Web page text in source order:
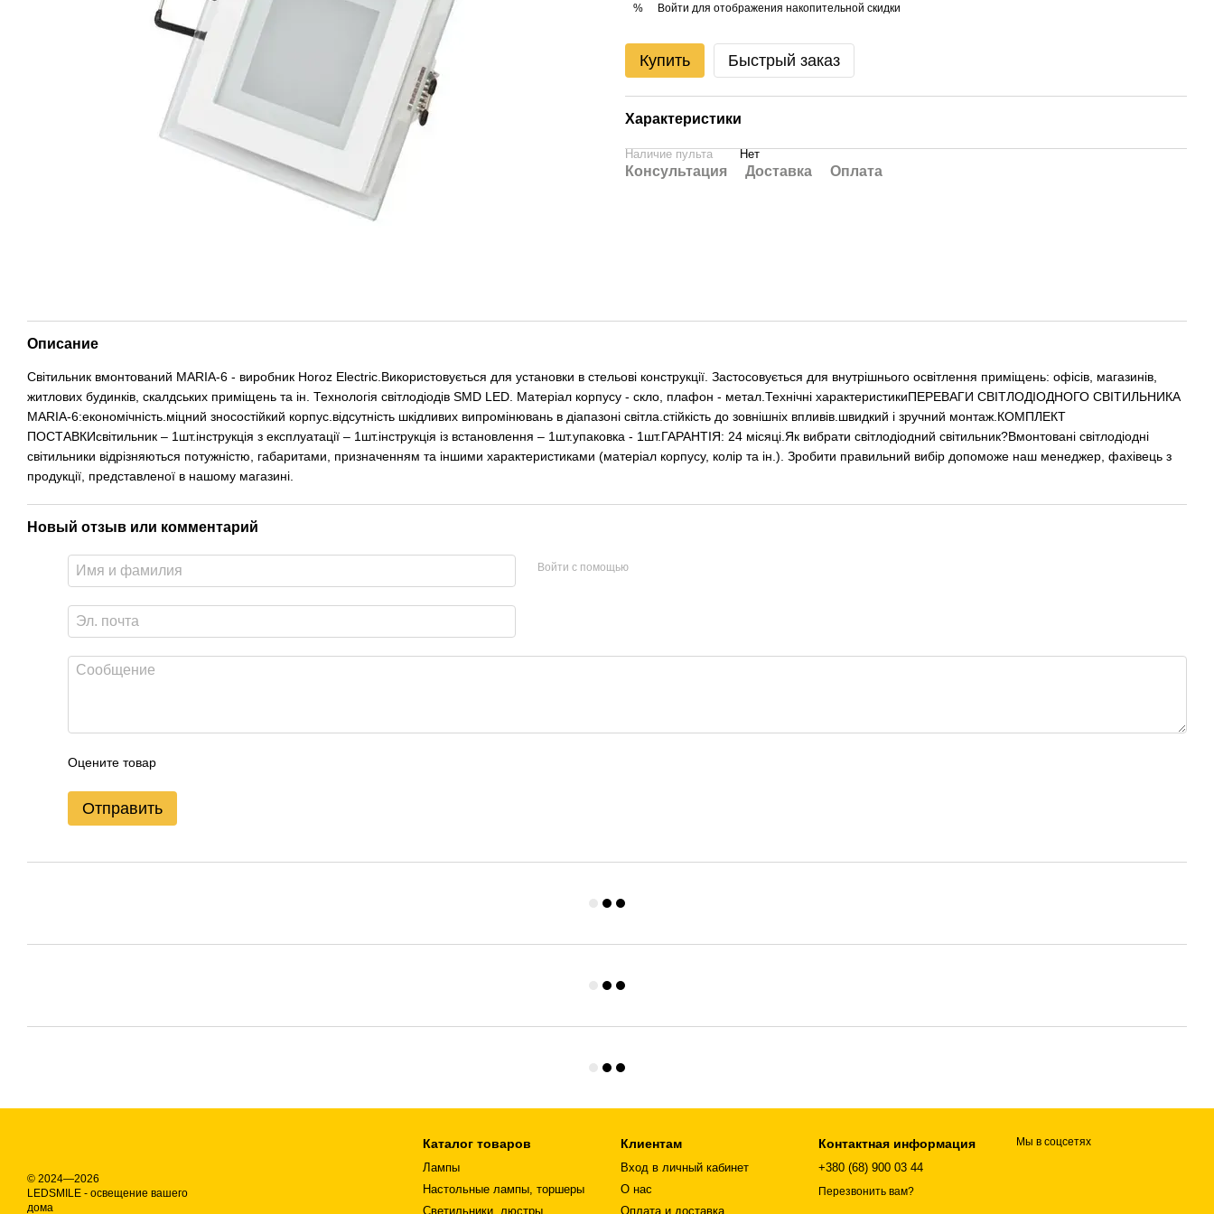
% Войти для отображения накопительной скидки
Купить Быстрый заказ
Характеристики
Наличие пульта Нет
Консультация Доставка Оплата
Описание
Світильник вмонтований MARIA-6 - виробник Horoz Electric.Використовується для установки в стельові конструкції. Застосовується для внутрішнього освітлення приміщень: офісів, магазинів,
житлових будинків, скалдських приміщень та ін. Технологія світлодіодів SMD LED. Матеріал корпусу - скло, плафон - метал.Технічні характеристикиПЕРЕВАГИ СВІТЛОДІОДНОГО СВІТИЛЬНИКА
MARIA-6:економічність.міцний зносостійкий корпус.відсутність шкідливих випромінювань в діапазоні світла.стійкість до зовнішніх впливів.швидкий і зручний монтаж.КОМПЛЕКТ
ПОСТАВКИсвітильник – 1шт.інструкція з експлуатації – 1шт.інструкція із встановлення – 1шт.упаковка - 1шт.ГАРАНТІЯ: 24 місяці.Як вибрати світлодіодний світильник?Вмонтовані світлодіодні
світильники відрізняються потужністю, габаритами, призначенням та іншими характеристиками (матеріал корпусу, колір та ін.). Зробити правильний вибір допоможе наш менеджер, фахівець з
продукції, представленої в нашому магазині.
Новый отзыв или комментарий
Войти с помощью
Оцените товар
Отправить
© 2024—2026
LEDSMILE - освещение вашего
дома
Каталог товаров
Лампы
Настольные лампы, торшеры
Светильники, люстры
Клиентам
Вход в личный кабинет
О нас
Оплата и доставка
Контактная информация
+380 (68) 900 03 44
Перезвонить вам?
Мы в соцсетях